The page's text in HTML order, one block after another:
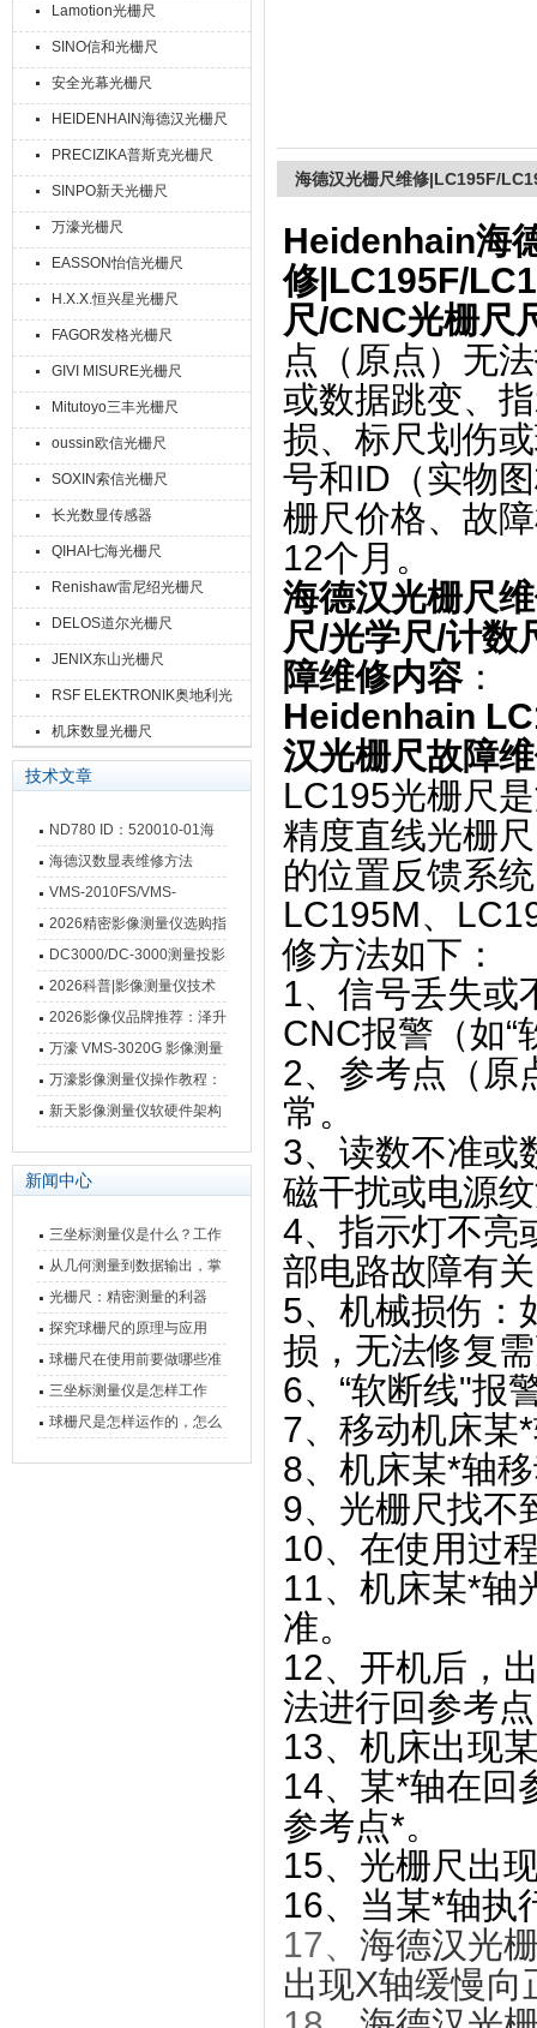
Lamotion光栅尺
SINO信和光栅尺
安全光幕光栅尺
HEIDENHAIN海德汉光栅尺
PRECIZIKA普斯克光栅尺
SINPO新天光栅尺
万濠光栅尺
EASSON怡信光栅尺
H.X.X.恒兴星光栅尺
FAGOR发格光栅尺
GIVI MISURE光栅尺
Mitutoyo三丰光栅尺
oussin欧信光栅尺
SOXIN索信光栅尺
长光数显传感器
QIHAI七海光栅尺
Renishaw雷尼绍光栅尺
DELOS道尔光栅尺
JENIX东山光栅尺
RSF ELEKTRONIK奥地利光
栅尺
机床数显光栅尺
技术文章
ND780 ID：520010-01海
德汉数显表故障维修内容
海德汉数显表维修方法
VMS-2010FS/VMS-
3020FS/VMS-4030FS手动
影像测量仪技术参数
2026精密影像测量仪选购指
南 靠谱品牌一站式选型推荐
DC3000/DC-3000测量投影
仪万濠数据处理器数显表故
障维修方法
2026科普|影像测量仪技术
原理、分类及选型应用
2026影像仪品牌推荐：泽升
影像测量仪选型指南
万濠 VMS-3020G 影像测量
仪技术规格与应用解析
万濠影像测量仪操作教程：
从开机到出报告，新手也能
新天影像测量仪软硬件架构
新闻中心
三坐标测量仪是什么？工作
原理、分类与核心功能一次
讲清
从几何测量到数据输出，掌
握万濠影像测量仪的六大核
心能力
光栅尺：精密测量的利器
探究球栅尺的原理与应用
球栅尺在使用前要做哪些准
备工作？
三坐标测量仪是怎样工作
的，功能有什么优势？
球栅尺是怎样运作的，怎么
海德汉光栅尺维修|LC195F/
Heidenhain海
修|LC195F/
尺/CNC光栅尺
点（原点）无
或数据跳变‌、
损、标尺划伤
号和ID（实物
栅尺价格、故
12个月。
海德汉光栅尺
尺/光学尺/计数
障维修内容：
Heidenhain
汉光栅尺故障
LC195光栅尺
精度直线光栅
的位置反馈系
LC195M、
修方法如下：
1、‌信号丢失或
CNC报警（如“
2、‌参考点（原
常。
3、‌读数不准或
磁干扰或电源
4、‌指示灯不亮
部电路故障有
‌5、机械损伤‌：
损，无法修复
6、“软断线"报
7、移动机床某
8、机床某*轴
9、光栅尺找不
10、在使用过
11、机床某*轴
准。
12、开机后，
法进行回参考
13、机床出现
14、某*轴在回
参考点*。
15、光栅尺出
16、当某*轴执
17、 海德汉光
出现X轴缓慢向